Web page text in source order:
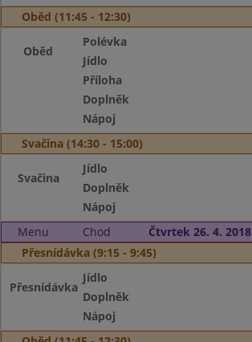
Oběd (11:45 - 12:30)
Oběd
Polévka
Jídlo
Příloha
Doplněk
Nápoj
Svačina (14:30 - 15:00)
Svačina
Jídlo
Doplněk
Nápoj
Menu
Chod
Čtvrtek 26. 4. 2018
Přesnídávka (9:15 - 9:45)
Přesnídávka
Jídlo
Doplněk
Nápoj